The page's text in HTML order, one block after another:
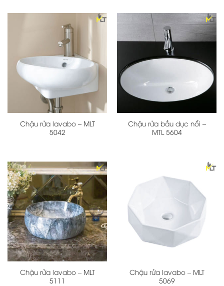
Chậu rửa lavabo – MLT
5042
Chậu rửa bầu dục nổi –
MTL 5604
Chậu rửa lavabo – MLT
5111
Chậu rửa lavabo – MLT
5069